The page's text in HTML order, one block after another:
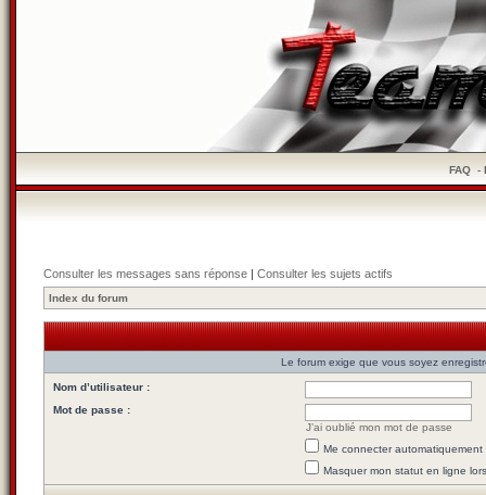
FAQ-
Consulter les messages sans réponse | Consulter les sujets actifs
Index du forum
Le forum exige que vous soyez
Nom d’utilisateur :
Mot de passe :
J’ai oublié mon mot de passe
Me connecter
Masquer mon statut en ligne